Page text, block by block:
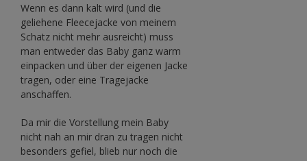
Wenn es dann kalt wird (und die
geliehene Fleecejacke von meinem
Schatz nicht mehr ausreicht) muss
man entweder das Baby ganz warm
einpacken und über der eigenen Jacke
tragen, oder eine Tragejacke
anschaffen.
Da mir die Vorstellung mein Baby
nicht nah an mir dran zu tragen nicht
besonders gefiel, blieb nur noch die